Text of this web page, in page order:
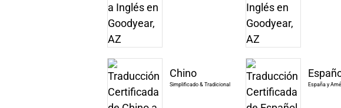
Chino
Simplificado & Tradicional España y